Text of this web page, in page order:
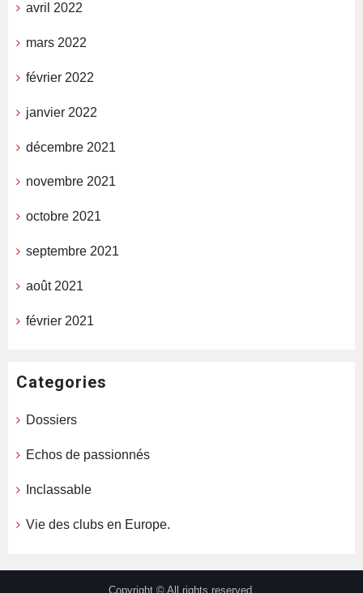
avril 2022
mars 2022
février 2022
janvier 2022
décembre 2021
novembre 2021
octobre 2021
septembre 2021
août 2021
février 2021
Categories
Dossiers
Echos de passionnés
Inclassable
Vie des clubs en Europe.
Copyright © All rights reserved.